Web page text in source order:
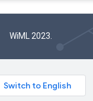
WiML 2023.